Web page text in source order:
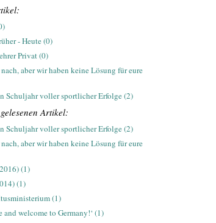
- Heute (0)
Privat (0)
nach, aber wir haben keine Lösung für eure
Schuljahr voller sportlicher Erfolge (2)
Artikel:
Schuljahr voller sportlicher Erfolge (2)
nach, aber wir haben keine Lösung für eure
(1)
(1)
(1)
and welcome to Germany!‘ (1)